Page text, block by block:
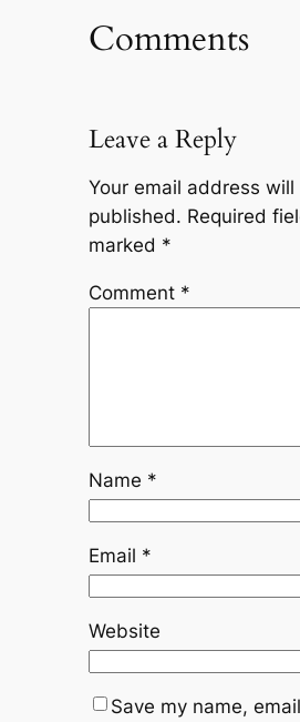
Comments
Leave a Reply
Your email address will
published. Required
marked *
Comment *
Name *
Email *
Website
Save my name,